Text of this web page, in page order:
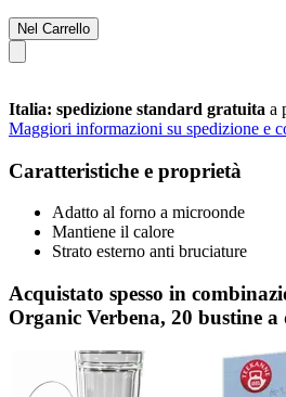
Nel Carrello
Italia: spedizione standard gratuita a
Maggiori informazioni su spedizione e
Caratteristiche e proprietà
Adatto al forno a microonde
Mantiene il calore
Strato esterno anti bruciature
Acquistato spesso in
Organic Verbena, 20 bustine